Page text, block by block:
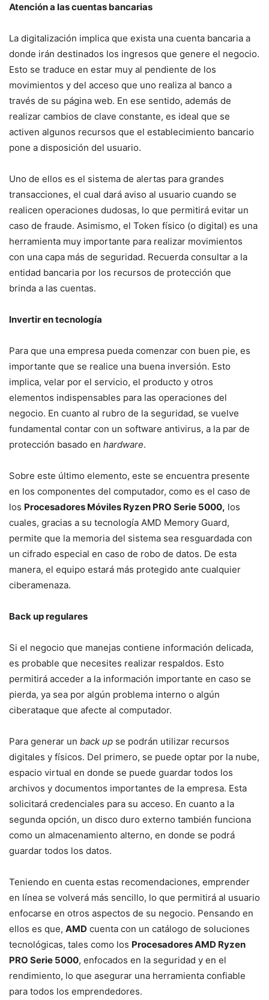
Atención a las cuentas bancarias
La digitalización implica que exista una cuenta bancaria a
donde irán destinados los ingresos que genere el negocio.
Esto se traduce en estar muy al pendiente de los
movimientos y del acceso que uno realiza al banco a
través de su página web. En ese sentido, además de
realizar cambios de clave constante, es ideal que se
activen algunos recursos que el establecimiento bancario
pone a disposición del usuario.
Uno de ellos es el sistema de alertas para grandes
transacciones, el cual dará aviso al usuario cuando se
realicen operaciones dudosas, lo que permitirá evitar un
caso de fraude. Asimismo, el Token físico (o digital) es una
herramienta muy importante para realizar movimientos
con una capa más de seguridad. Recuerda consultar a la
entidad bancaria por los recursos de protección que
brinda a las cuentas.
Invertir en tecnología
Para que una empresa pueda comenzar con buen pie, es
importante que se realice una buena inversión. Esto
implica, velar por el servicio, el producto y otros
elementos indispensables para las operaciones del
negocio. En cuanto al rubro de la seguridad, se vuelve
fundamental contar con un software antivirus, a la par de
protección basado en hardware.
Sobre este último elemento, este se encuentra presente
en los componentes del computador, como es el caso de
los Procesadores Móviles Ryzen PRO Serie 5000, los
cuales, gracias a su tecnología AMD Memory Guard,
permite que la memoria del sistema sea resguardada con
un cifrado especial en caso de robo de datos. De esta
manera, el equipo estará más protegido ante cualquier
ciberamenaza.
Back up regulares
Si el negocio que manejas contiene información delicada,
es probable que necesites realizar respaldos. Esto
permitirá acceder a la información importante en caso se
pierda, ya sea por algún problema interno o algún
ciberataque que afecte al computador.
Para generar un back up se podrán utilizar recursos
digitales y físicos. Del primero, se puede optar por la nube,
espacio virtual en donde se puede guardar todos los
archivos y documentos importantes de la empresa. Esta
solicitará credenciales para su acceso. En cuanto a la
segunda opción, un disco duro externo también funciona
como un almacenamiento alterno, en donde se podrá
guardar todos los datos.
Teniendo en cuenta estas recomendaciones, emprender
en línea se volverá más sencillo, lo que permitirá al usuario
enfocarse en otros aspectos de su negocio. Pensando en
ellos es que, AMD cuenta con un catálogo de soluciones
tecnológicas, tales como los Procesadores AMD Ryzen
PRO Serie 5000, enfocados en la seguridad y en el
rendimiento, lo que asegurar una herramienta confiable
para todos los emprendedores.